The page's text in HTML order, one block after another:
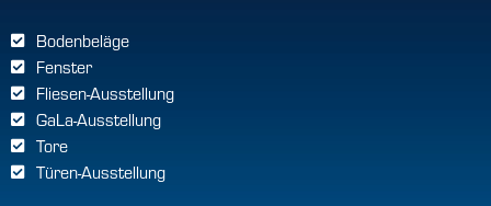
Bodenbeläge
Fenster
Fliesen-Ausstellung
GaLa-Ausstellung
Tore
Türen-Ausstellung